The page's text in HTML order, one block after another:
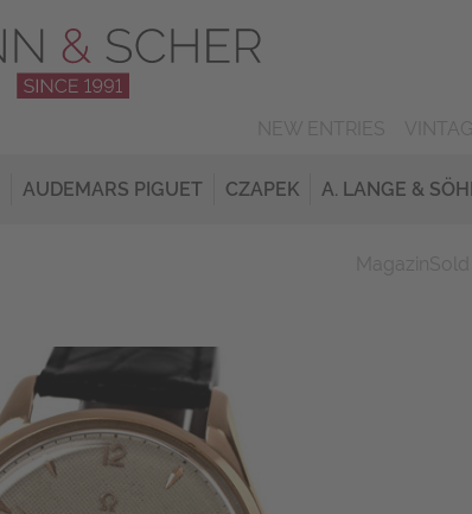
AUDEMARS PIGUET CZAPEK A. LANGE &